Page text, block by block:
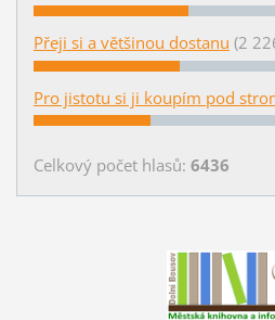
Přeji si a většinou dostanu (2
Pro jistotu si ji koupím pod
Celkový počet hlasů: 6436